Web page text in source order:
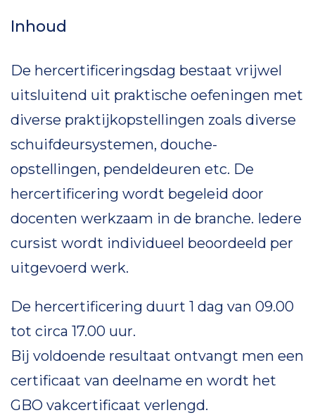
Inhoud
De hercertificeringsdag bestaat vrijwel
uitsluitend uit praktische oefeningen met
diverse praktijkopstellingen zoals diverse
schuifdeursystemen, douche-
opstellingen, pendeldeuren etc. De
hercertificering wordt begeleid door
docenten werkzaam in de branche. Iedere
cursist wordt individueel beoordeeld per
uitgevoerd werk.
De hercertificering duurt 1 dag van 09.00
tot circa 17.00 uur.
Bij voldoende resultaat ontvangt men een
certificaat van deelname en wordt het
GBO vakcertificaat verlengd.